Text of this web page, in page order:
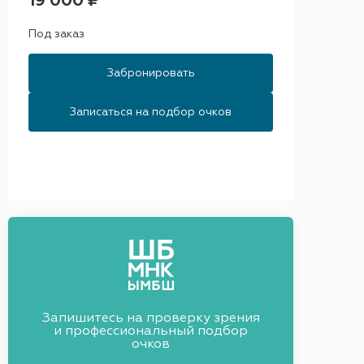
Под заказ
Забронировать
Записаться на подбор очков
Запишитесь на проверку зрения
и профессиональный подбор
очков